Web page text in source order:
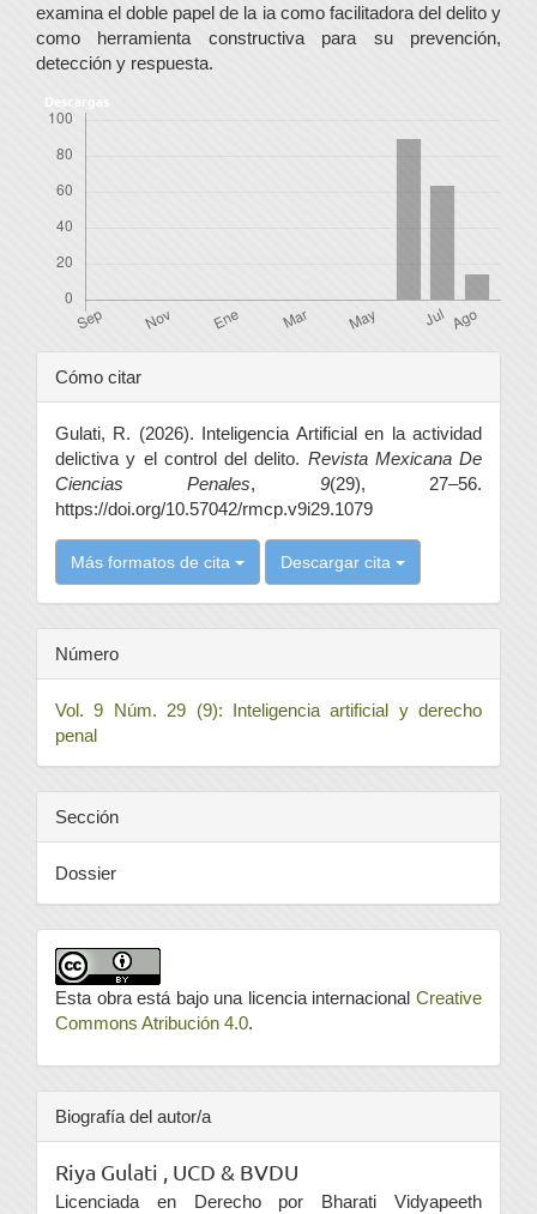
examina el doble papel de la ia como facilitadora del delito y
como herramienta constructiva para su prevención,
detección y respuesta.
Descargas
Detalles
del
artículo
Cómo citar
Gulati, R. (2026). Inteligencia Artificial en la actividad
delictiva y el control del delito. Revista Mexicana De
Ciencias Penales, 9(29), 27–56.
https://doi.org/10.57042/rmcp.v9i29.1079
Más formatos de cita Descargar cita
Número
Vol. 9 Núm. 29 (9): Inteligencia artificial y derecho
penal
Sección
Dossier
Esta obra está bajo una licencia internacional Creative
Commons Atribución 4.0.
Biografía del autor/a
Riya Gulati , UCD & BVDU
Licenciada en Derecho por Bharati Vidyapeeth